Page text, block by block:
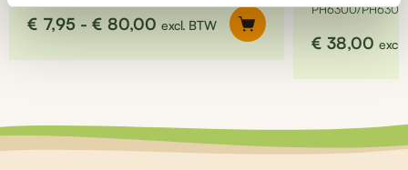
€ 7,95 - € 80,00 Prijsklasse:
tot
excl. BTW
PH6300/PH6305
€ 38,00 excl.